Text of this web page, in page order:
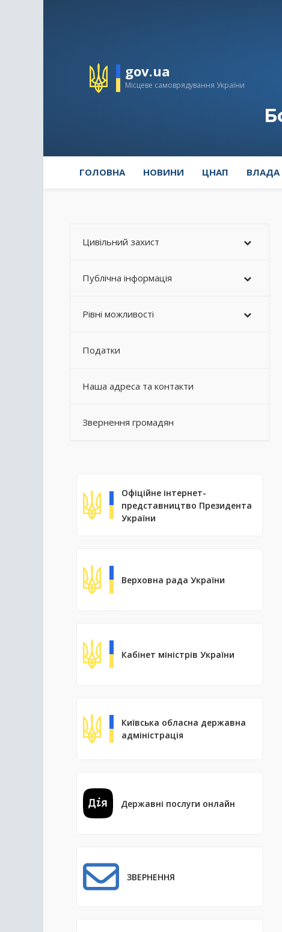
gov.ua
Місцеве самоврядування України
ГОЛОВНА НОВИНИ ЦНАП ВЛАДА
Цивільний захист
Публічна інформація
Рівні можливості
Податки
Наша адреса та контакти
Звернення громадян
Офіційне інтернет-
представництво Президента
України
Верховна рада України
Кабінет міністрів України
Київська обласна державна
адміністрація
Державні послуги онлайн
ЗВЕРНЕННЯ